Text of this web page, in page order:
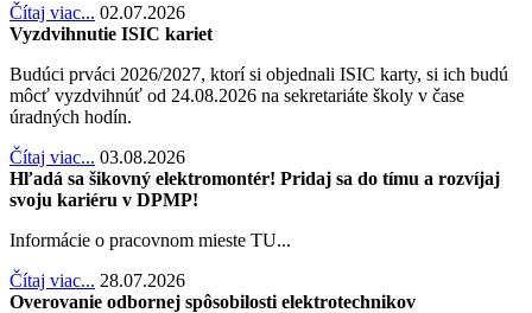
Čítaj viac... 02.07.2026
Vyzdvihnutie ISIC kariet
Budúci prváci 2026/2027, ktorí si objednali ISIC karty, si ich budú
môcť vyzdvihnúť od 24.08.2026 na sekretariáte školy v čase
úradných hodín.
Čítaj viac... 03.08.2026
Hľadá sa šikovný elektromontér! Pridaj sa do tímu a rozvíjaj
svoju kariéru v DPMP!
Informácie o pracovnom mieste TU...
Čítaj viac... 28.07.2026
Overovanie odbornej spôsobilosti elektrotechnikov